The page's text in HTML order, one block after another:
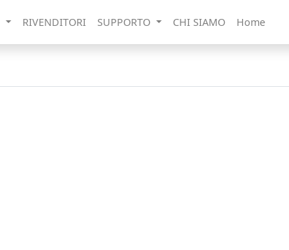
RIVENDITORI SUPPORTO CHI SIAMO Home